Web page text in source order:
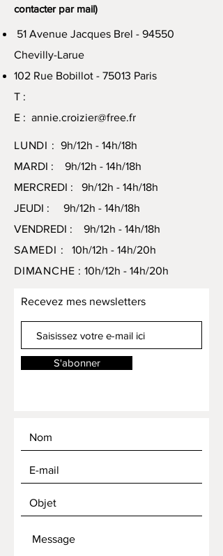
contacter par mail)
51 Avenue Jacques Brel - 94550
Chevilly-Larue
102 Rue Bobillot - 75013 Paris
T :
E : annie.croizier@free.fr
LUNDI : 9h/12h - 14h/18h
MARDI : 9h/12h - 14h/18h
MERCREDI : 9h/12h - 14h/18h
JEUDI : 9h/12h - 14h/18h
VENDREDI : 9h/12h - 14h/18h
SAMEDI : 10h/12h - 14h/20h
DIMANCHE : 10h/12h - 14h/20h
Recevez mes newsletters
S'abonner